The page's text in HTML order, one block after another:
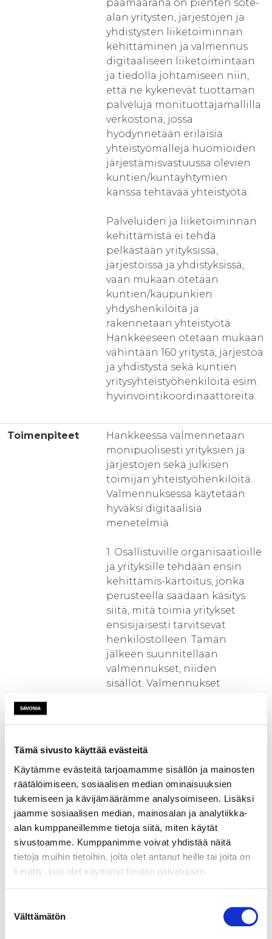
Tämä sivusto käyttää evästeitä
Käytämme evästeitä tarjoamamme sisällön ja mainosten
räätälöimiseen, sosiaalisen median ominaisuuksien
tukemiseen ja kävijämäärämme analysoimiseen. Lisäksi
jaamme sosiaalisen median, mainosalan ja analytiikka-
alan kumppaneillemme tietoja siitä, miten käytät
sivustoamme. Kumppanimme voivat yhdistää näitä
tietoja muihin tietoihin, joita olet antanut heille tai joita on
kerätty, kun olet käyttänyt heidän palvelujaan.
valinta
Välttämätön
päämääränä on pienten sote-
alan yritysten, järjestöjen ja
yhdistysten liiketoiminnan
kehittäminen ja valmennus
digitaaliseen liiketoimintaan
ja tiedolla johtamiseen niin,
että ne kykenevät tuottaman
palveluja monituottajamallilla
verkostona, jossa
hyödynnetään erilaisia
yhteistyömalleja huomioiden
järjestämisvastuussa olevien
kuntien/kuntayhtymien
kanssa tehtävää yhteistyötä.
Palveluiden ja liiketoiminnan
kehittämistä ei tehdä
pelkästään yrityksissä,
järjestöissä ja yhdistyksissä,
vaan mukaan otetaan
kuntien/kaupunkien
yhdyshenkilöitä ja
rakennetaan yhteistyötä.
Hankkeeseen otetaan mukaan
vähintään 160 yritystä, järjestöä
ja yhdistystä sekä kuntien
yritysyhteistyöhenkilöitä esim.
hyvinvointikoordinaattoreita.
Toimenpiteet
Hankkeessa valmennetaan
monipuolisesti yrityksien ja
järjestöjen sekä julkisen
toimijan yhteistyöhenkilöitä.
Valmennuksessa käytetään
hyväksi digitaalisia
menetelmiä.
1. Osallistuville organisaatioille
ja yrityksille tehdään ensin
kehittämis-kartoitus, jonka
perusteella saadaan käsitys
siitä, mitä toimia yritykset
ensisijaisesti tarvitsevat
henkilöstölleen. Tämän
jälkeen suunnitellaan
valmennukset, niiden
sisällöt. Valmennukset
ulkopuolisten
2.Kehittämis-kartoituksen
perusteella laaditaan
yritykselle digitalisaation
kehittämissuunnitelma.
3.Yritysten strategiat ja
mahdollisesti myynti- ja
markkinointisuunnitelmat,
omavalvontasuunnitelmat,
tietoturva-asiat,asiakkuuksien
digitalisaation vaatimalle